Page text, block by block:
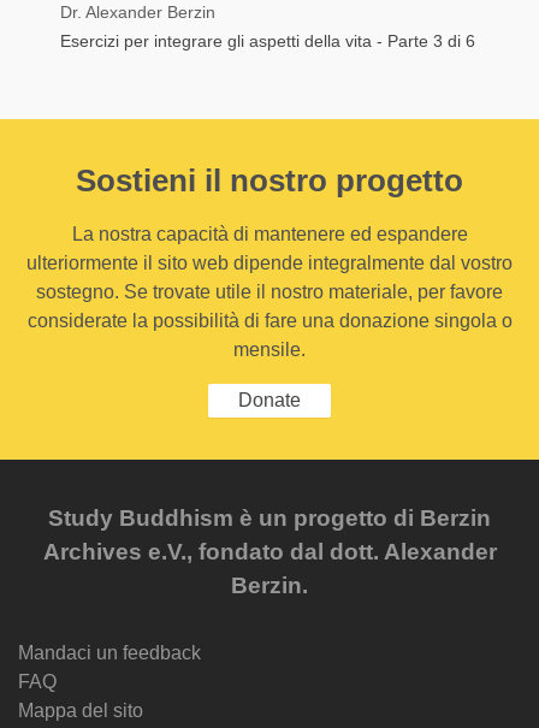
Dr. Alexander Berzin
Esercizi per integrare gli aspetti della vita - Parte 3 di 6
Sostieni il nostro progetto
La nostra capacità di mantenere ed espandere
ulteriormente il sito web dipende integralmente dal vostro
sostegno. Se trovate utile il nostro materiale, per favore
considerate la possibilità di fare una donazione singola o
mensile.
Donate
Study Buddhism è un progetto di Berzin
Archives e.V., fondato dal dott. Alexander
Berzin.
Mandaci un feedback
FAQ
Mappa del sito